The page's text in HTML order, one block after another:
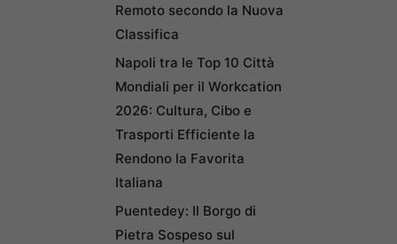
Remoto secondo la Nuova
Classifica
Napoli tra le Top 10 Città
Mondiali per il Workcation
2026: Cultura, Cibo e
Trasporti Efficiente la
Rendono la Favorita
Italiana
Puentedey: Il Borgo di
Pietra Sospeso sul